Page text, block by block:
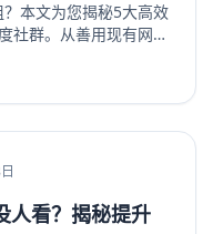
本文为您揭秘5大高效
社群。从善用现有网
生态系统内部引
属活动，我们提供一步
户转化为活跃成员，彻
即阅读，开启您的社
人看？揭秘提升